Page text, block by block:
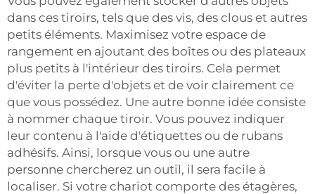
dans ces tiroirs, tels que des vis, des clous et autres
petits éléments. Maximisez votre espace de
rangement en ajoutant des boîtes ou des plateaux
plus petits à l'intérieur des tiroirs. Cela permet
d'éviter la perte d'objets et de voir clairement ce
que vous possédez. Une autre bonne idée consiste
à nommer chaque tiroir. Vous pouvez indiquer
leur contenu à l'aide d'étiquettes ou de rubans
adhésifs. Ainsi, lorsque vous ou une autre
personne chercherez un outil, il sera facile à
localiser. Si votre chariot comporte des étagères,